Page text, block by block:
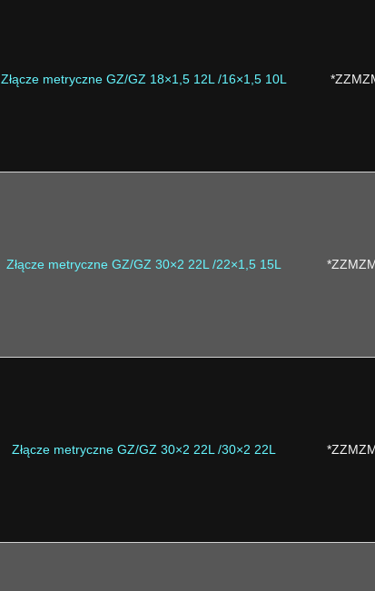
Złącze metryczne GZ/GZ 18×1,5 12L /16×1,5 10L
Złącze metryczne GZ/GZ 30×2 22L /22×1,5 15L
Złącze metryczne GZ/GZ 30×2 22L /30×2 22L